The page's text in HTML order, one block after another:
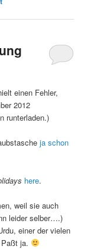
einen Fehler,
2012
runterladen.)
ja schon
here.
weil sie auch
leider selber….)
einer der vielen
ja.